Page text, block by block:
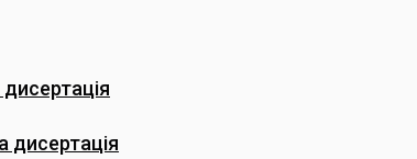
дисертація